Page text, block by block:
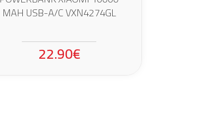
MAH USB-A/C VXN4274GL
22.90€